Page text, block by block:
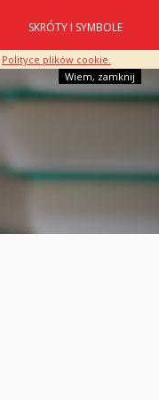
Polityce plików cookie.
Wiem, zamknij
SKRÓTY I SYMBOLE